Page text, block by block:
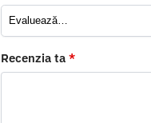
Recenzia ta *